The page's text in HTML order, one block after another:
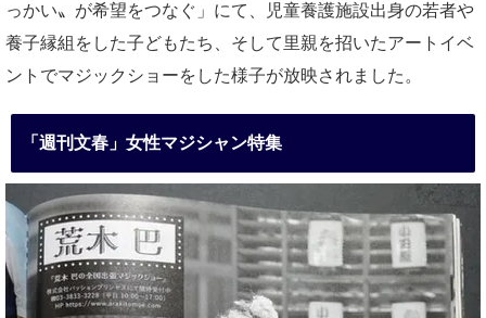
っかい〟が希望をつなぐ」にて、児童養護施設出身の若者や
養子縁組をした子どもたち、そして里親を招いたアートイベ
ントでマジックショーをした様子が放映されました。
「週刊文春」女性マジシャン特集